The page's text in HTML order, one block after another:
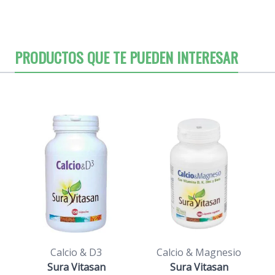
PRODUCTOS QUE TE PUEDEN INTERESAR
Calcio & D3
Sura Vitasan
Calcio & Magnesio
Sura Vitasan